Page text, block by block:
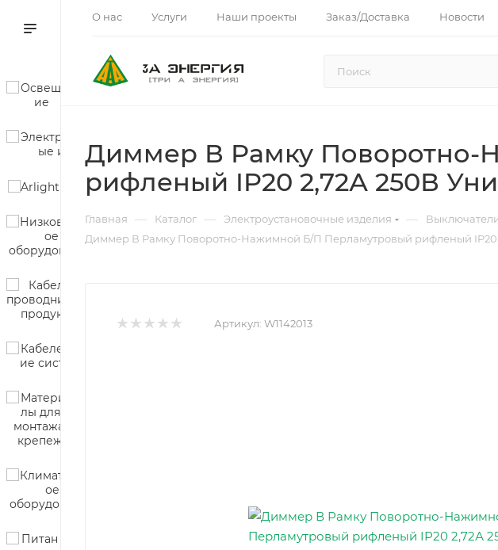
О нас Услуги Наши проекты Заказ/Доставка Новости
Диммер В Рамку
рифленый IP20 2,72А 250В
Главная — Каталог — Электроустановочные изделия —
Диммер В Рамку Поворотно-Нажимной Б/П Перламутровый рифленый IP20
Артикул: W1142013